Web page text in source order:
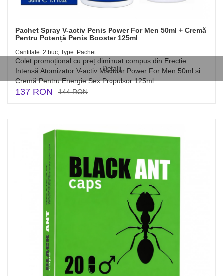
Detalii
Pachet Spray V-activ Penis Power For Men 50ml + Cremă
Pentru Potență Penis Booster 125ml
Cantitate: 2 buc, Type: Pachet
Colet promoțional cu preț diminuat compus din Erecție
Intensă Atomizator V-activ Mădular Power For Men 50ml și
Cremă Pentru Energie Sex Propulsor 125ml.
137 RON 144 RON